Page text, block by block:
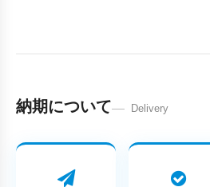
納期について Delivery